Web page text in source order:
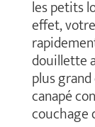
les petits
effet,
douillette
plus
canapé
couchage